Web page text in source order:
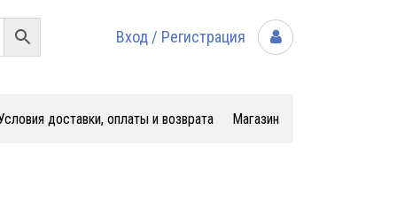
Вход / Регистрация
доставки, оплаты и возврата Магазин